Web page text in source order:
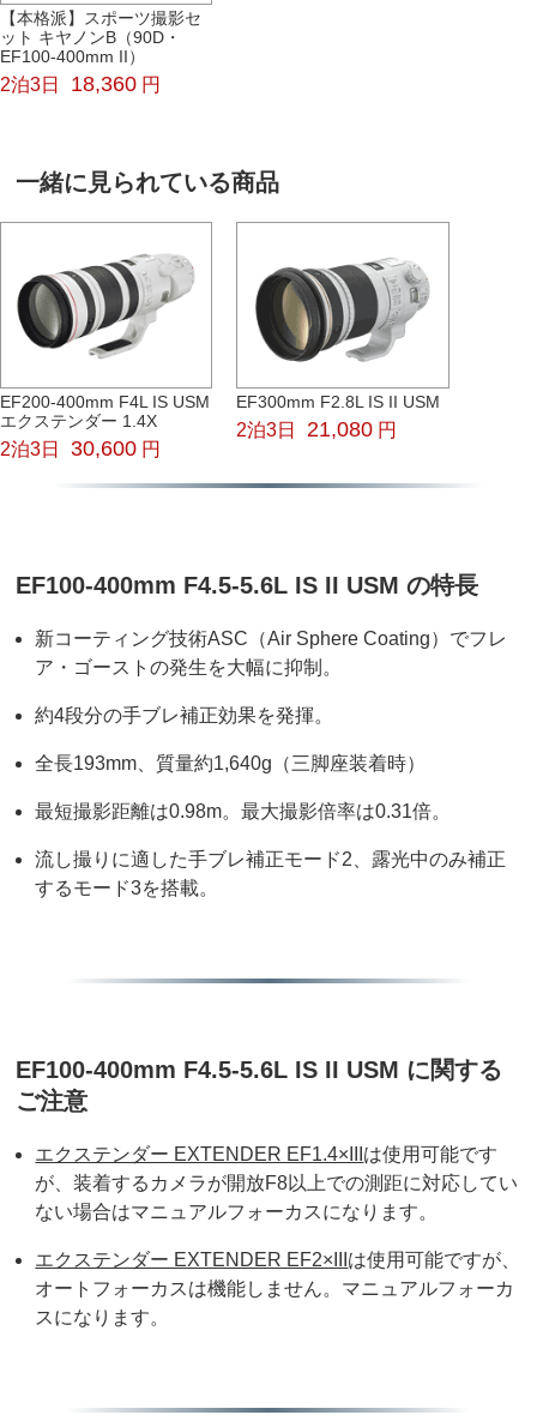
【本格派】スポーツ撮影セ
ット キヤノンB（90D・
EF100-400mm II）
2泊3日 18,360 円
一緒に見られている商品
EF200-400mm F4L IS USM
エクステンダー 1.4X
2泊3日 30,600 円
EF300mm F2.8L IS II USM
2泊3日 21,080 円
EF100-400mm F4.5-5.6L IS II USM の特長
新コーティング技術ASC（Air Sphere Coating）でフレ
ア・ゴーストの発生を大幅に抑制。
約4段分の手ブレ補正効果を発揮。
全長193mm、質量約1,640g（三脚座装着時）
最短撮影距離は0.98m。最大撮影倍率は0.31倍。
流し撮りに適した手ブレ補正モード2、露光中のみ補正
するモード3を搭載。
EF100-400mm F4.5-5.6L IS II USM に関する
ご注意
エクステンダー EXTENDER EF1.4×III は使用可能です
が、装着するカメラが開放F8以上での測距に対応してい
ない場合はマニュアルフォーカスになります。
エクステンダー EXTENDER EF2×III は使用可能ですが、
オートフォーカスは機能しません。マニュアルフォーカ
スになります。